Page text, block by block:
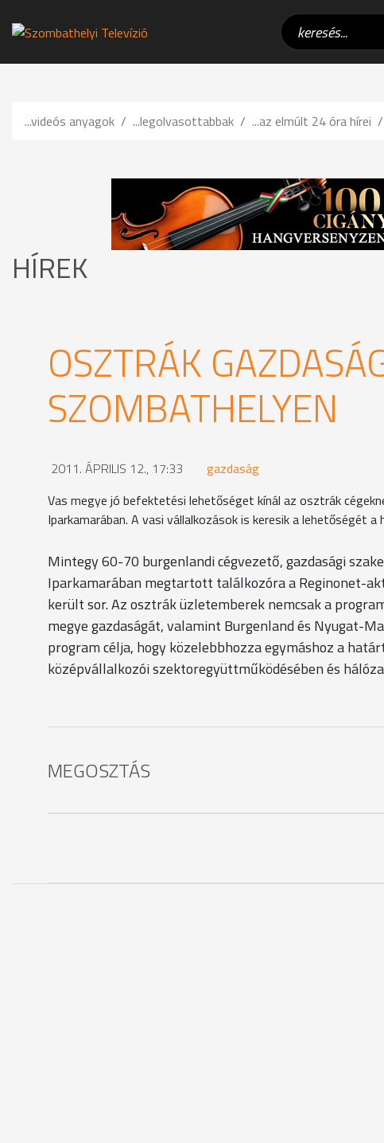
...videós anyagok ...legolvasottabbak ...az elmúlt 24 óra hírei
HÍREK
OSZTRÁK
SZOMBATHELYEN
2011. ÁPRILIS 12., 17:33
gazdaság
Vas megye jó befektetési lehetőséget kínál az osztrák
Iparkamarában. A vasi vállalkozások is keresik a lehetőségét
Mintegy 60-70 burgenlandi cégvezető, gazdasági
Iparkamarában megtartott találkozóra a Reginonet-
került sor. Az osztrák üzletemberek nemcsak a
megye gazdaságát, valamint Burgenland és Nyugat-
program célja, hogy közelebbhozza egymáshoz a
középvállalkozói szektoregyüttműködésében és
MEGOSZTÁS